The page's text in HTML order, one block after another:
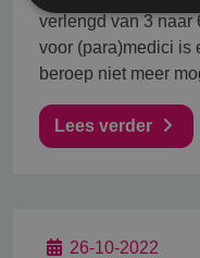
verlengd van 3 naar
voor (para)medici is
beroep niet meer
Lees verder
26-10-2022